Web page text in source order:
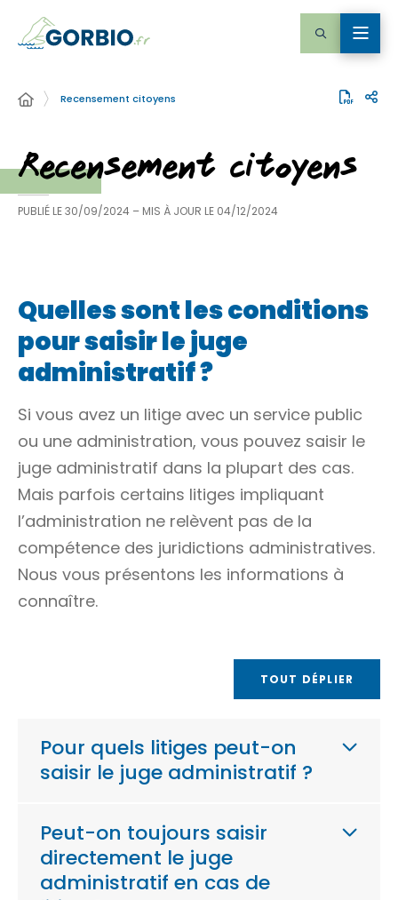
Recensement citoyens
Recensement citoyens
PUBLIÉ LE30/09/2024 – MIS À JOUR LE 04/12/2024
Quelles sont les conditions
pour saisir le juge
administratif ?
Si vous avez un litige avec un service public
ou une administration, vous pouvez saisir le
juge administratif dans la plupart des cas.
Mais parfois certains litiges impliquant
l’administration ne relèvent pas de la
compétence des juridictions administratives.
Nous vous présentons les informations à
connaître.
TOUT DÉPLIER
Pour quels litiges peut-on
saisir le juge administratif ?
Peut-on toujours saisir
directement le juge
administratif en cas de